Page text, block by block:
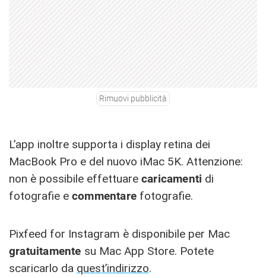
Rimuovi pubblicità
L’app inoltre supporta i display retina dei
MacBook Pro e del nuovo iMac 5K. Attenzione:
non è possibile effettuare caricamenti di
fotografie e commentare fotografie.
Pixfeed for Instagram è disponibile per Mac
gratuitamente su Mac App Store. Potete
scaricarlo da quest’indirizzo.